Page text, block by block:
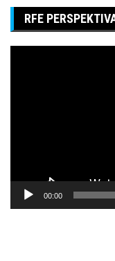
RFE
00:00